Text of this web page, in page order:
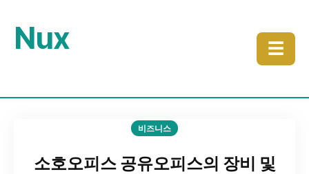
Nux ☰
비즈니스
소호오피스 공유오피스의 장비 및